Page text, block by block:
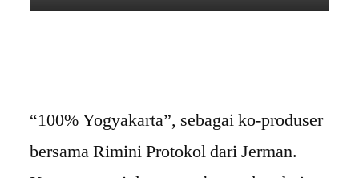
“100% Yogyakarta”, sebagai ko-produser
bersama Rimini Protokol dari Jerman.